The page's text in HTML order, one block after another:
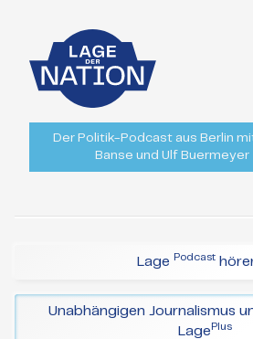
Der Politik-Podcast aus Berlin
Banse und Ulf Buermeyer
Lage Podcast
Unabhängigen Journalismus
Lage Plus